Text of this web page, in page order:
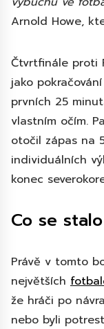
Arnold Howe,
Čtvrtfinále proti
jako
prvních 25
vlastním očím.
otočil zápas na
individuálních
konec
Co se
Právě v tomto
největších
že hráči po
nebo byli